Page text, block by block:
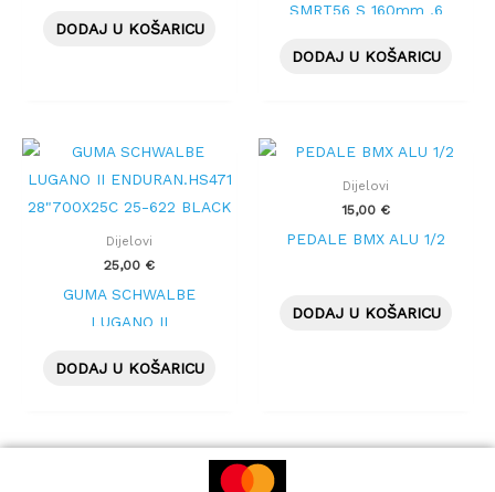
DODAJ U KOŠARICU
SMRT56 S 160mm ,6
DODAJ U KOŠARICU
Dijelovi
25,00 €
GUMA SCHWALBE
LUGANO II
28″700X25C 25-622
DODAJ U KOŠARICU
Dijelovi
15,00 €
PEDALE BMX ALU 1/2
DODAJ U KOŠARICU